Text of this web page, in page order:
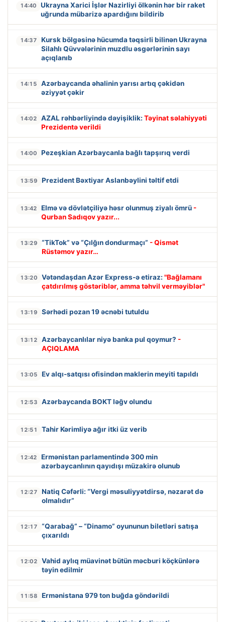
14:40
Ukrayna Xarici İşlər Nazirliyi ölkənin hər bir raket
uğrunda mübarizə apardığını bildirib
14:37
Kursk bölgəsinə hücumda təqsirli bilinən Ukrayna
Silahlı Qüvvələrinin muzdlu əsgərlərinin sayı
açıqlanıb
14:15
Azərbaycanda əhalinin yarısı artıq çəkidən
əziyyət çəkir
14:02 AZAL rəhbərliyində dəyişiklik: Təyinat səlahiyyəti
Prezidentə verildi
14:00 Pezeşkian Azərbaycanla bağlı tapşırıq verdi
13:59 Prezident Bəxtiyar Aslanbəylini təltif etdi
13:42 Elmə və dövlətçiliyə həsr olunmuş ziyalı ömrü -
Qurban Sadıqov yazır...
13:29 “TikTok” və “Çılğın dondurmaçı” - Qismət
Rüstəmov yazır…
13:20 Vətəndaşdan Azər Express-ə etiraz: "Bağlamanı
çatdırılmış göstəriblər, amma təhvil verməyiblər"
13:19 Sərhədi pozan 19 əcnəbi tutuldu
13:12 Azərbaycanlılar niyə banka pul qoymur? -
AÇIQLAMA
13:05 Ev alqı-satqısı ofisindən maklerin meyiti tapıldı
12:53 Azərbaycanda BOKT ləğv olundu
12:51 Tahir Kərimliyə ağır itki üz verib
12:42
Ermənistan parlamentində 300 min
azərbaycanlının qayıdışı müzakirə olunub
12:27
Natiq Cəfərli: “Vergi məsuliyyətdirsə, nəzarət də
olmalıdır”
12:17
“Qarabağ” – “Dinamo” oyununun biletləri satışa
çıxarıldı
12:02
Vahid aylıq müavinət bütün məcburi köçkünlərə
təyin edilmir
11:58 Ermənistana 979 ton buğda göndərildi